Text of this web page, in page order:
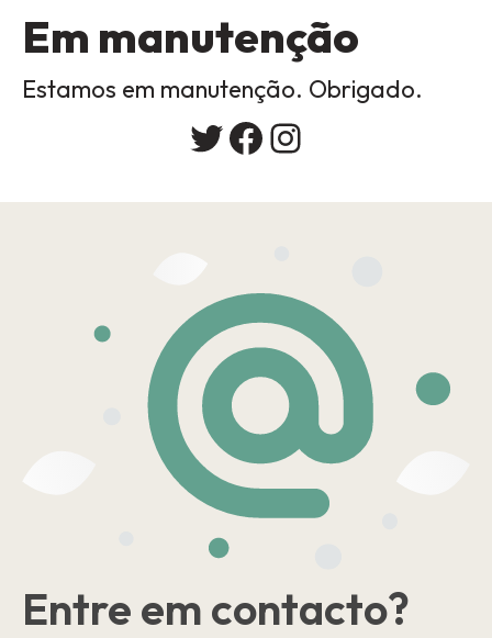
Em manutenção
Estamos em manutenção. Obrigado.
Twitter
Facebook
Instagram
Entre em contacto?